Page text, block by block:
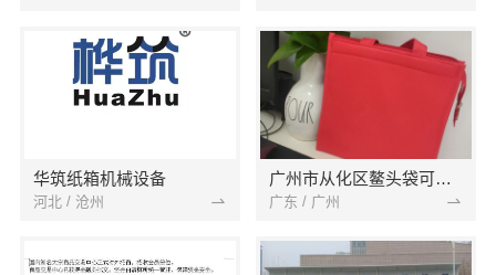
华筑纸箱机械设备
河北 / 沧州
广州市从化区鳌头袋可爱无纺布
广东 / 广州